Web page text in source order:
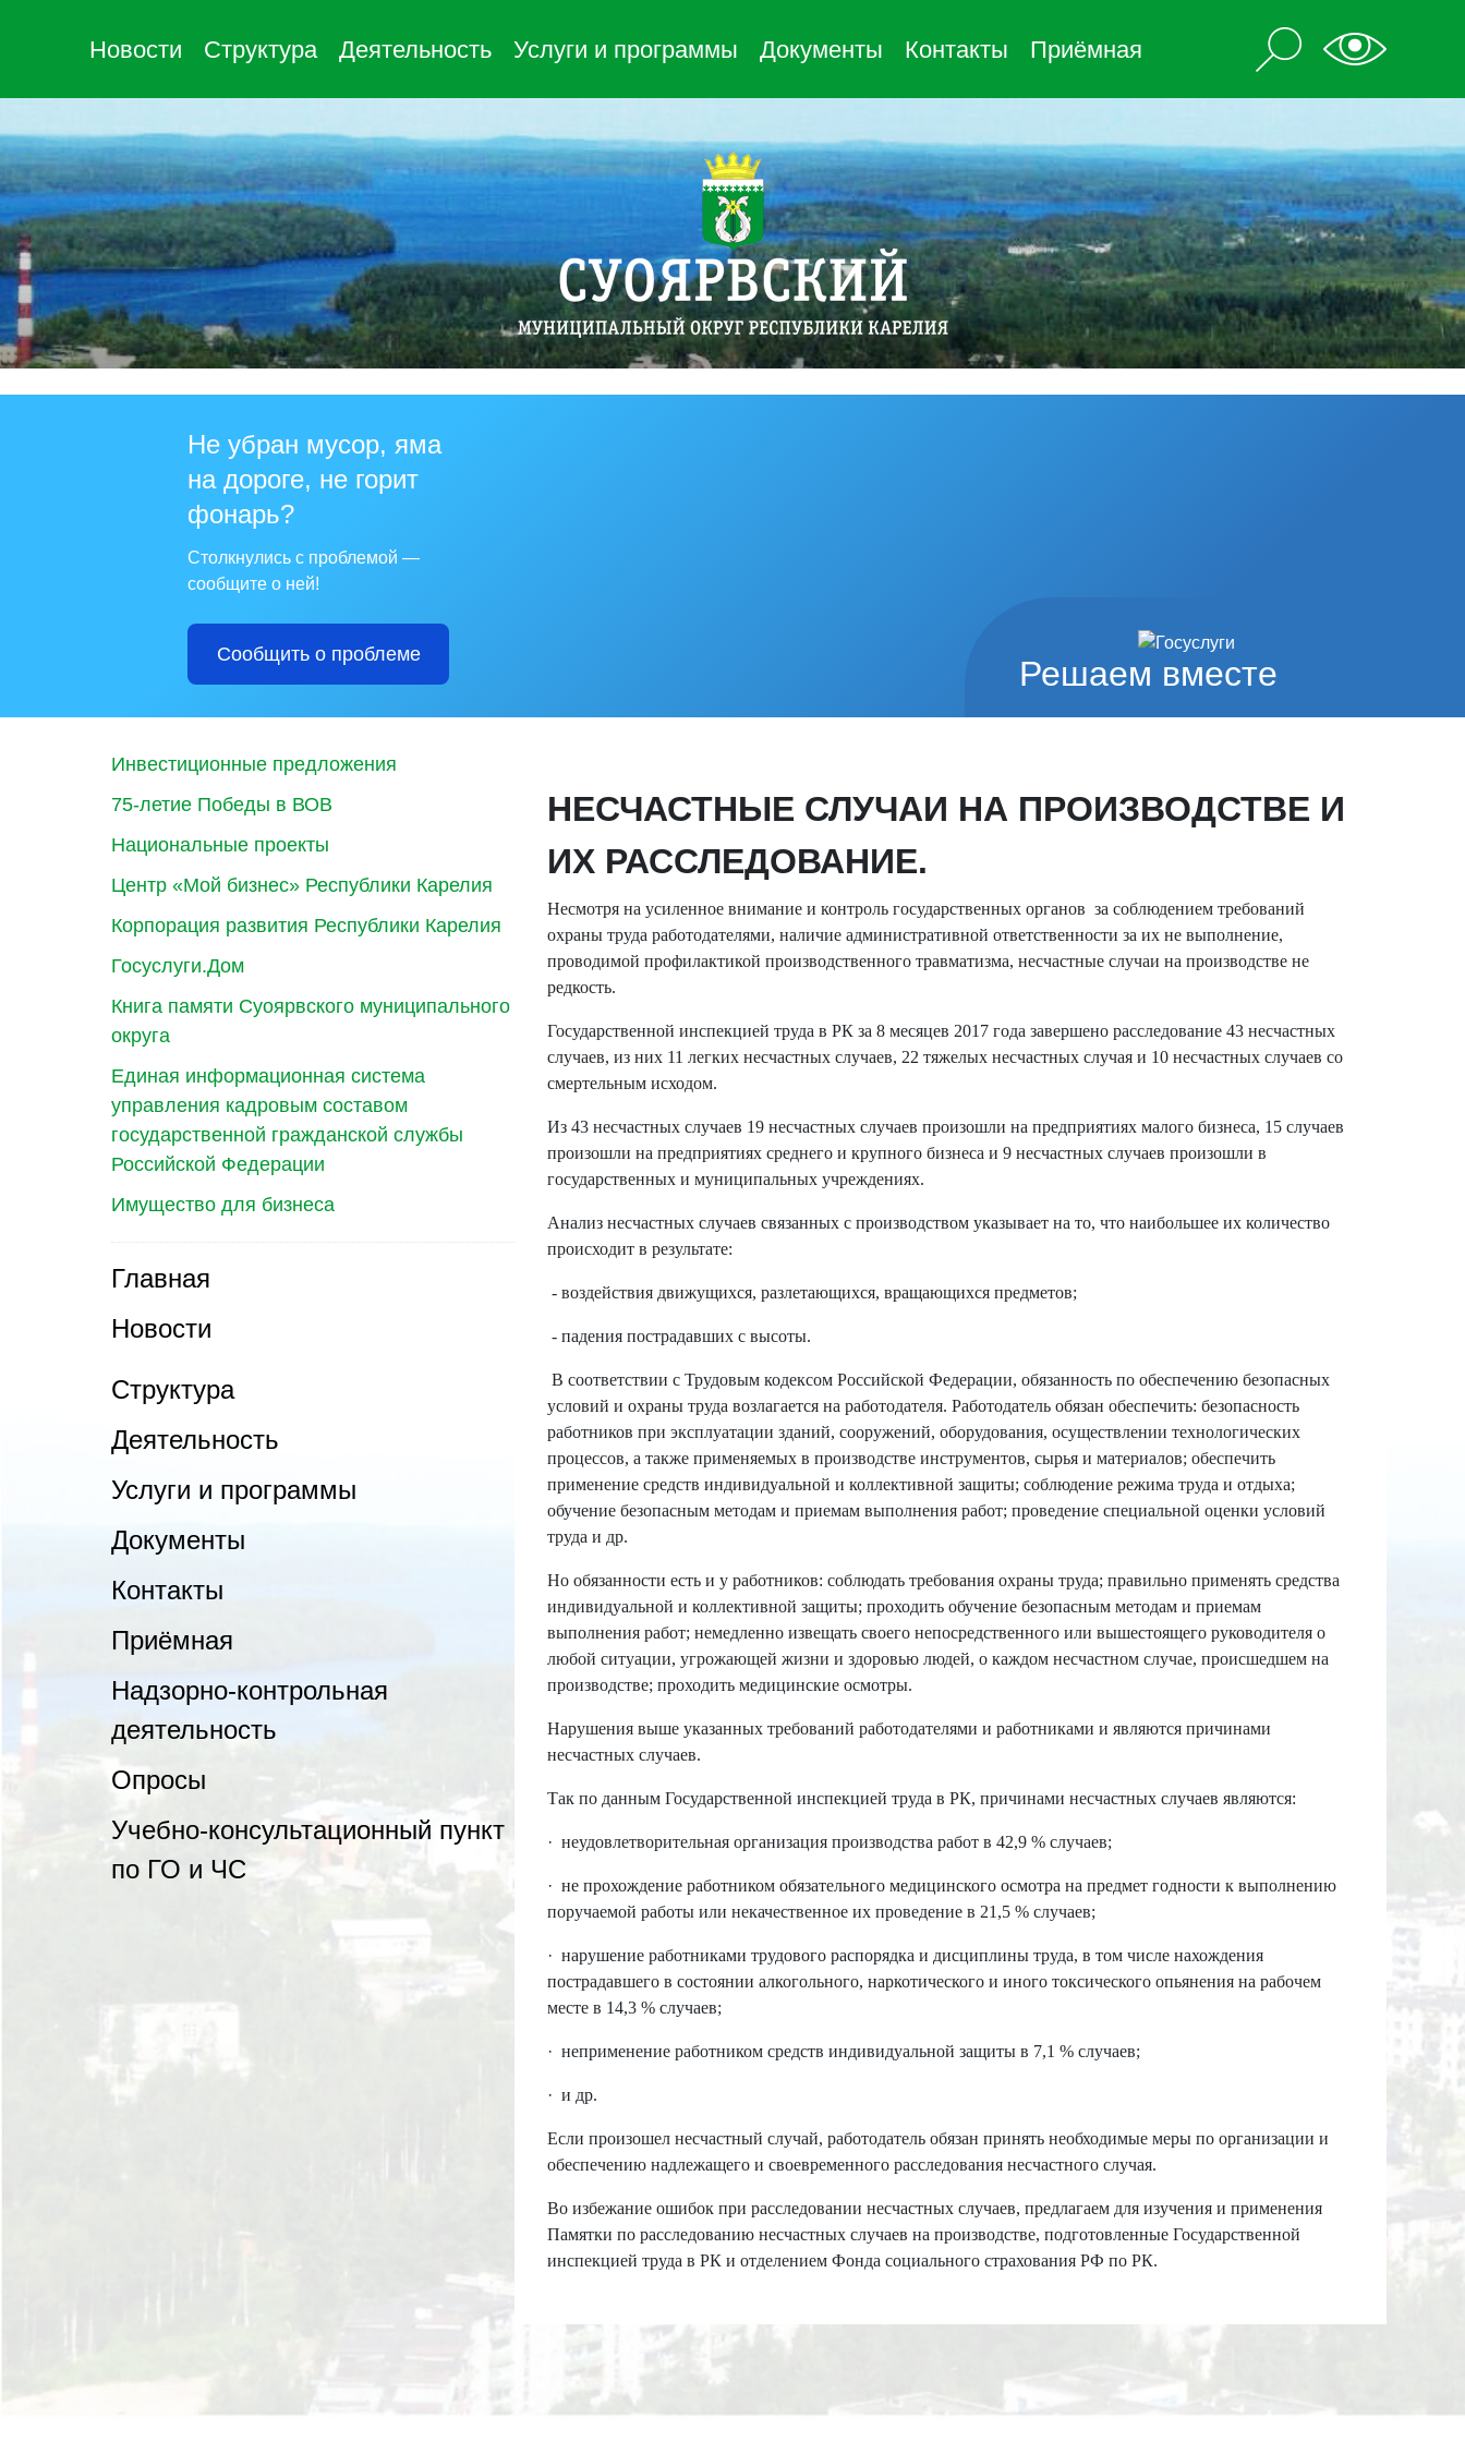
Новости Структура Деятельность Услуги и программы Документы Контакты Приёмная
Решаем вместе
Не убран мусор, яма
на дороге, не горит
фонарь?
Столкнулись с проблемой —
сообщите о ней!
Сообщить о проблеме
Инвестиционные предложения
75-летие Победы в ВОВ
Национальные проекты
Центр «Мой бизнес» Республики Карелия
Корпорация развития Республики Карелия
Госуслуги.Дом
Книга памяти Суоярвского муниципального
округа
Единая информационная система
управления кадровым составом
государственной гражданской службы
Российской Федерации
Имущество для бизнеса
Главная
Новости
Структура
Деятельность
Услуги и программы
Документы
Контакты
Приёмная
Надзорно-контрольная
деятельность
Опросы
Учебно-консультационный пункт
по ГО и ЧС
НЕСЧАСТНЫЕ СЛУЧАИ НА ПРОИЗВОДСТВЕ И
ИХ РАССЛЕДОВАНИЕ.
Несмотря на усиленное внимание и контроль государственных органов за соблюдением требований
охраны труда работодателями, наличие административной ответственности за их не выполнение,
проводимой профилактикой производственного травматизма, несчастные случаи на производстве не
редкость.
Государственной инспекцией труда в РК за 8 месяцев 2017 года завершено расследование 43 несчастных
случаев, из них 11 легких несчастных случаев, 22 тяжелых несчастных случая и 10 несчастных случаев со
смертельным исходом.
Из 43 несчастных случаев 19 несчастных случаев произошли на предприятиях малого бизнеса, 15 случаев
произошли на предприятиях среднего и крупного бизнеса и 9 несчастных случаев произошли в
государственных и муниципальных учреждениях.
Анализ несчастных случаев связанных с производством указывает на то, что наибольшее их количество
происходит в результате:
- воздействия движущихся, разлетающихся, вращающихся предметов;
- падения пострадавших с высоты.
В соответствии с Трудовым кодексом Российской Федерации, обязанность по обеспечению безопасных
условий и охраны труда возлагается на работодателя. Работодатель обязан обеспечить: безопасность
работников при эксплуатации зданий, сооружений, оборудования, осуществлении технологических
процессов, а также применяемых в производстве инструментов, сырья и материалов; обеспечить
применение средств индивидуальной и коллективной защиты; соблюдение режима труда и отдыха;
обучение безопасным методам и приемам выполнения работ; проведение специальной оценки условий
труда и др.
Но обязанности есть и у работников: соблюдать требования охраны труда; правильно применять средства
индивидуальной и коллективной защиты; проходить обучение безопасным методам и приемам
выполнения работ; немедленно извещать своего непосредственного или вышестоящего руководителя о
любой ситуации, угрожающей жизни и здоровью людей, о каждом несчастном случае, происшедшем на
производстве; проходить медицинские осмотры.
Нарушения выше указанных требований работодателями и работниками и являются причинами
несчастных случаев.
Так по данным Государственной инспекцией труда в РК, причинами несчастных случаев являются:
· неудовлетворительная организация производства работ в 42,9 % случаев;
· не прохождение работником обязательного медицинского осмотра на предмет годности к выполнению
поручаемой работы или некачественное их проведение в 21,5 % случаев;
· нарушение работниками трудового распорядка и дисциплины труда, в том числе нахождения
пострадавшего в состоянии алкогольного, наркотического и иного токсического опьянения на рабочем
месте в 14,3 % случаев;
· неприменение работником средств индивидуальной защиты в 7,1 % случаев;
· и др.
Если произошел несчастный случай, работодатель обязан принять необходимые меры по организации и
обеспечению надлежащего и своевременного расследования несчастного случая.
Во избежание ошибок при расследовании несчастных случаев, предлагаем для изучения и применения
Памятки по расследованию несчастных случаев на производстве, подготовленные Государственной
инспекцией труда в РК и отделением Фонда социального страхования РФ по РК.